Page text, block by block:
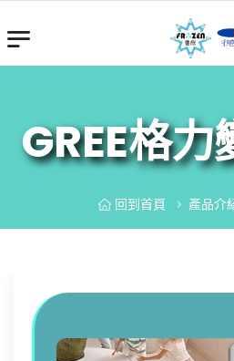
GREE格
回到首頁 產品介